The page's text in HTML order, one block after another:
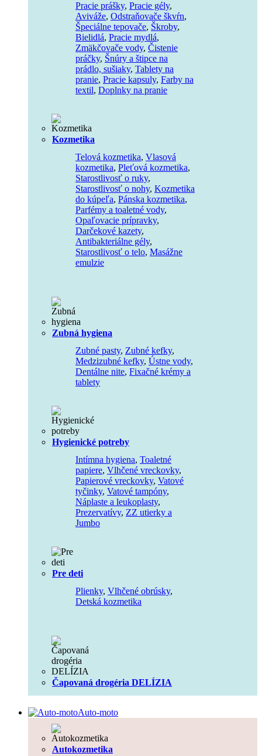
Pracie prášky, Pracie gély,
Aviváže, Odstraňovače škvŕn,
Špeciálne tepovače, Škroby,
Bielidlá, Pracie mydlá,
Zmäkčovače vody, Čistenie
práčky, Šnúry a štipce na
prádlo, sušiaky, Tablety na
pranie, Pracie kapsuly, Farby na
textil, Doplnky na pranie
Kozmetika
Telová kozmetika, Vlasová
kozmetika, Pleťová kozmetika,
Starostlivosť o ruky,
Starostlivosť o nohy, Kozmetika
do kúpeľa, Pánska kozmetika,
Parfémy a toaletné vody,
Opaľovacie prípravky,
Darčekové kazety,
Antibakteriálne gély,
Starostlivosť o telo, Masážne
emulzie
Zubná hygiena
Zubné pasty, Zubné kefky,
Medzizubné kefky, Ústne vody,
Dentálne nite, Fixačné krémy a
tablety
Hygienické potreby
Intímna hygiena, Toaletné
papiere, Vlhčené vreckovky,
Papierové vreckovky, Vatové
tyčinky, Vatové tampóny,
Náplaste a leukoplasty,
Prezervatívy, ZZ utierky a
Jumbo
Pre deti
Plienky, Vlhčené obrúsky,
Detská kozmetika
Čapovaná drogéria DELÍZIA
Auto-moto
Autokozmetika